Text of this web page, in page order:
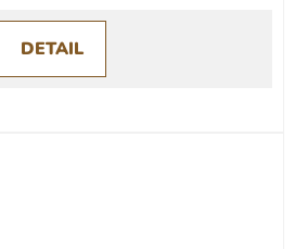
DETAIL